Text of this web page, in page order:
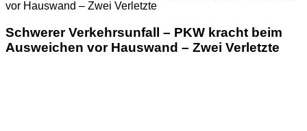
Schwerer Verkehrsunfall – PKW kracht beim
Ausweichen vor Hauswand – Zwei Verletzte